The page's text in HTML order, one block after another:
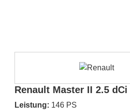
Renault Master II 2.5 dCi
Leistung: 146 PS